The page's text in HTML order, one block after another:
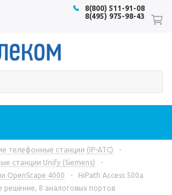
8(800) 511-91-08
8(495) 975-98-43
телефонные станции (IP-АТС)
-
станции Unify (Siemens)
-
OpenScape 4000
-
HiPath Access 500a
решение, 8 аналоговых портов